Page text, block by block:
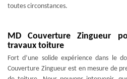
toutes circonstances.
MD Couverture Zingueur
travaux toiture
Fort d’une solide expérience dans le
Couverture Zingueur est en mesure de